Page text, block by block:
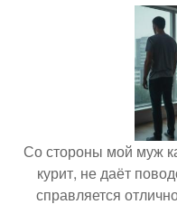
Со стороны мой муж
курит, не даёт
справляется